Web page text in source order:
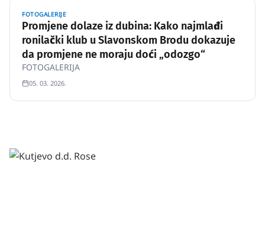
FOTOGALERIJE
Promjene dolaze iz dubina: Kako najmlađi
ronilački klub u Slavonskom Brodu dokazuje
da promjene ne moraju doći „odozgo“
FOTOGALERIJA
05. 03. 2026.